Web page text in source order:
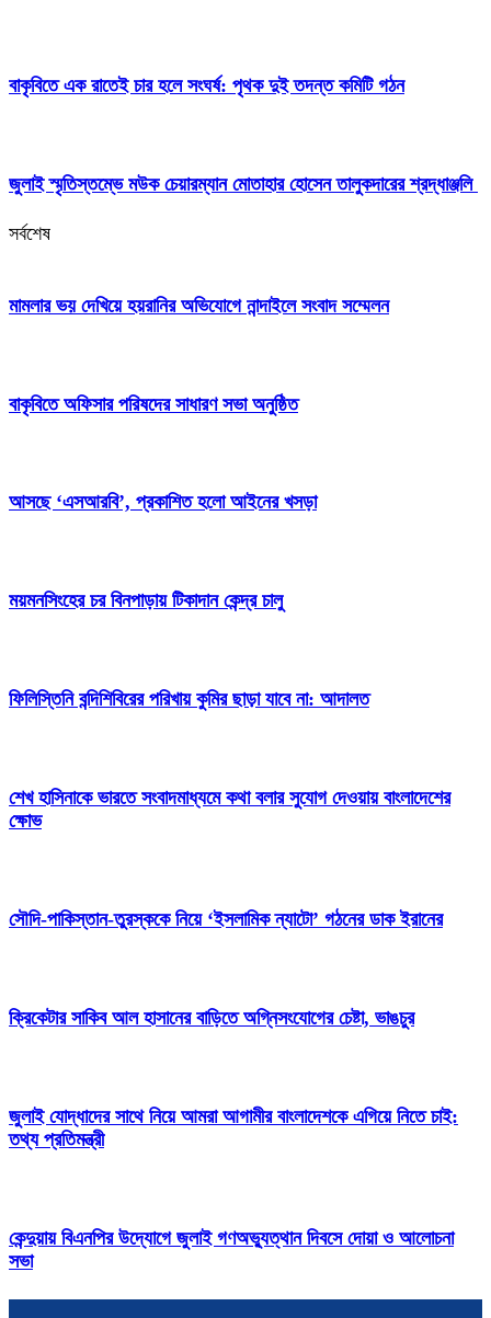
বাকৃবিতে এক রাতেই চার হলে সংঘর্ষ: পৃথক দুই তদন্ত কমিটি গঠন
জুলাই স্মৃতিস্তম্ভে মউক চেয়ারম্যান মোতাহার হোসেন তালুকদারের শ্রদ্ধাঞ্জলি
সর্বশেষ
মামলার ভয় দেখিয়ে হয়রানির অভিযোগে নান্দাইলে সংবাদ সম্মেলন
বাকৃবিতে অফিসার পরিষদের সাধারণ সভা অনুষ্ঠিত
আসছে ‘এসআরবি’, প্রকাশিত হলো আইনের খসড়া
ময়মনসিংহের চর বিনপাড়ায় টিকাদান কেন্দ্র চালু
ফিলিস্তিনি বন্দিশিবিরের পরিখায় কুমির ছাড়া যাবে না: আদালত
শেখ হাসিনাকে ভারতে সংবাদমাধ্যমে কথা বলার সুযোগ দেওয়ায় বাংলাদেশের
ক্ষোভ
সৌদি-পাকিস্তান-তুরস্ককে নিয়ে ‘ইসলামিক ন্যাটো’ গঠনের ডাক ইরানের
ক্রিকেটার সাকিব আল হাসানের বাড়িতে অগ্নিসংযোগের চেষ্টা, ভাঙচুর
জুলাই যোদ্ধাদের সাথে নিয়ে আমরা আগামীর বাংলাদেশকে এগিয়ে নিতে চাই:
তথ্য প্রতিমন্ত্রী
কেন্দুয়ায় বিএনপির উদ্যোগে জুলাই গণঅভ্যুত্থান দিবসে দোয়া ও আলোচনা
সভা